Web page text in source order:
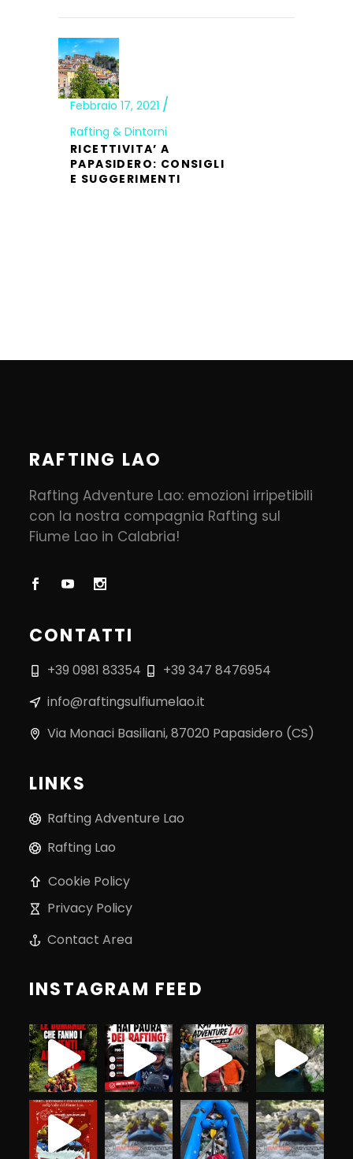
Febbraio 17, 2021
Rafting & Dintorni
RICETTIVITA’ A
PAPASIDERO: CONSIGLI
E SUGGERIMENTI
RAFTING LAO
Rafting Adventure Lao: emozioni irripetibili
con la nostra compagnia Rafting sul
Fiume Lao in Calabria!
CONTATTI
+39 0981 83354
+39 347 8476954
info@raftingsulfiumelao.it
Via Monaci Basiliani, 87020 Papasidero (CS)
LINKS
Rafting Adventure Lao
Rafting Lao
Cookie Policy
Privacy Policy
Contact Area
INSTAGRAM FEED